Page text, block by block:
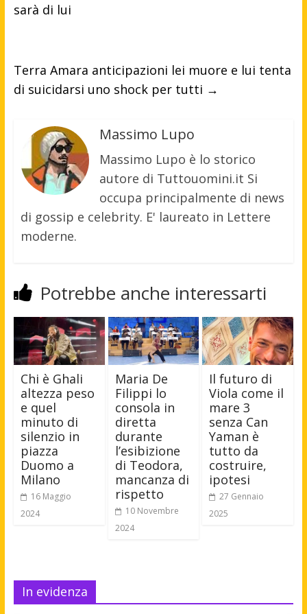
sarà di lui
Terra Amara anticipazioni lei muore e lui tenta
di suicidarsi uno shock per tutti →
Massimo Lupo
Massimo Lupo è lo storico
autore di Tuttouomini.it Si
occupa principalmente di news
di gossip e celebrity. E' laureato in Lettere
moderne.
Potrebbe anche interessarti
Chi è Ghali
altezza peso
e quel
minuto di
silenzio in
piazza
Duomo a
Milano
16 Maggio
2024
Maria De
Filippi lo
consola in
diretta
durante
l’esibizione
di Teodora,
mancanza di
rispetto
10 Novembre
2024
Il futuro di
Viola come il
mare 3
senza Can
Yaman è
tutto da
costruire,
ipotesi
27 Gennaio
2025
In evidenza